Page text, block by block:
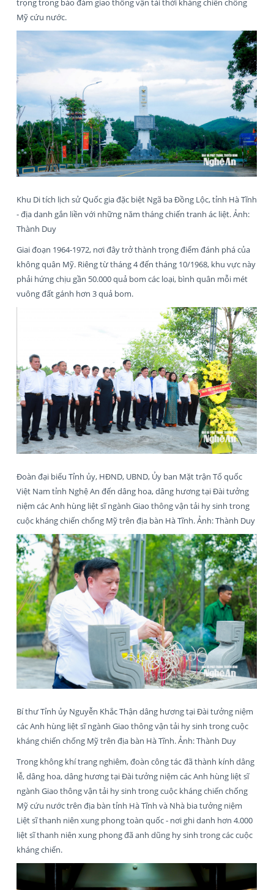
trọng trong bảo đảm giao thông vận tải thời kháng chiến chống
Mỹ cứu nước.
Khu Di tích lịch sử Quốc gia đặc biệt Ngã ba Đồng Lộc, tỉnh Hà Tĩnh
- địa danh gắn liền với những năm tháng chiến tranh ác liệt. Ảnh:
Thành Duy
Giai đoạn 1964-1972, nơi đây trở thành trọng điểm đánh phá của
không quân Mỹ. Riêng từ tháng 4 đến tháng 10/1968, khu vực này
phải hứng chịu gần 50.000 quả bom các loại, bình quân mỗi mét
vuông đất gánh hơn 3 quả bom.
Đoàn đại biểu Tỉnh ủy, HĐND, UBND, Ủy ban Mặt trận Tổ quốc
Việt Nam tỉnh Nghệ An đến dâng hoa, dâng hương tại Đài tưởng
niệm các Anh hùng liệt sĩ ngành Giao thông vận tải hy sinh trong
cuộc kháng chiến chống Mỹ trên địa bàn Hà Tĩnh. Ảnh: Thành Duy
Bí thư Tỉnh ủy Nguyễn Khắc Thận dâng hương tại Đài tưởng niệm
các Anh hùng liệt sĩ ngành Giao thông vận tải hy sinh trong cuộc
kháng chiến chống Mỹ trên địa bàn Hà Tĩnh. Ảnh: Thành Duy
Trong không khí trang nghiêm, đoàn công tác đã thành kính dâng
lễ, dâng hoa, dâng hương tại Đài tưởng niệm các Anh hùng liệt sĩ
ngành Giao thông vận tải hy sinh trong cuộc kháng chiến chống
Mỹ cứu nước trên địa bàn tỉnh Hà Tĩnh và Nhà bia tưởng niệm
Liệt sĩ thanh niên xung phong toàn quốc - nơi ghi danh hơn 4.000
liệt sĩ thanh niên xung phong đã anh dũng hy sinh trong các cuộc
kháng chiến.